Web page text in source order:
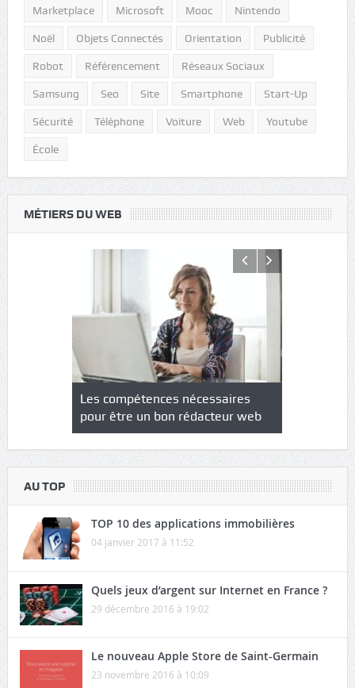
Marketplace Microsoft Mooc Nintendo
Noël Objets Connectés Orientation Publicité
Robot Référencement Réseaux Sociaux
Samsung Seo Site Smartphone Start-Up
Sécurité Téléphone Voiture Web Youtube
École
MÉTIERS DU WEB
Les compétences nécessaires
pour être un bon rédacteur web
Quel est
AU TOP
TOP 10 des applications immobilières
04 janvier 2017 à 11:52
Quels jeux d’argent sur Internet en France ?
29 décembre 2016 à 19:02
Le nouveau Apple Store de Saint-Germain
23 novembre 2016 à 10:09